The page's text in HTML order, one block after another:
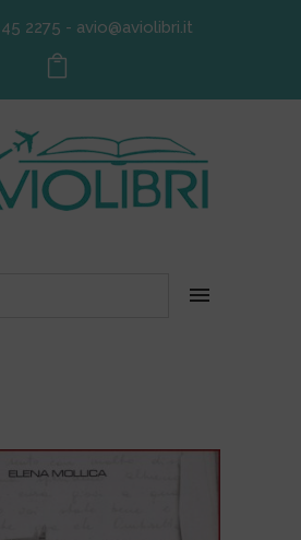
2275 - avio@aviolibri.it